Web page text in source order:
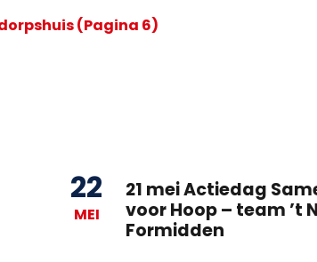
(Pagina 6)
22
MEI
21 mei Actiedag
voor Hoop – team ’t
Formidden